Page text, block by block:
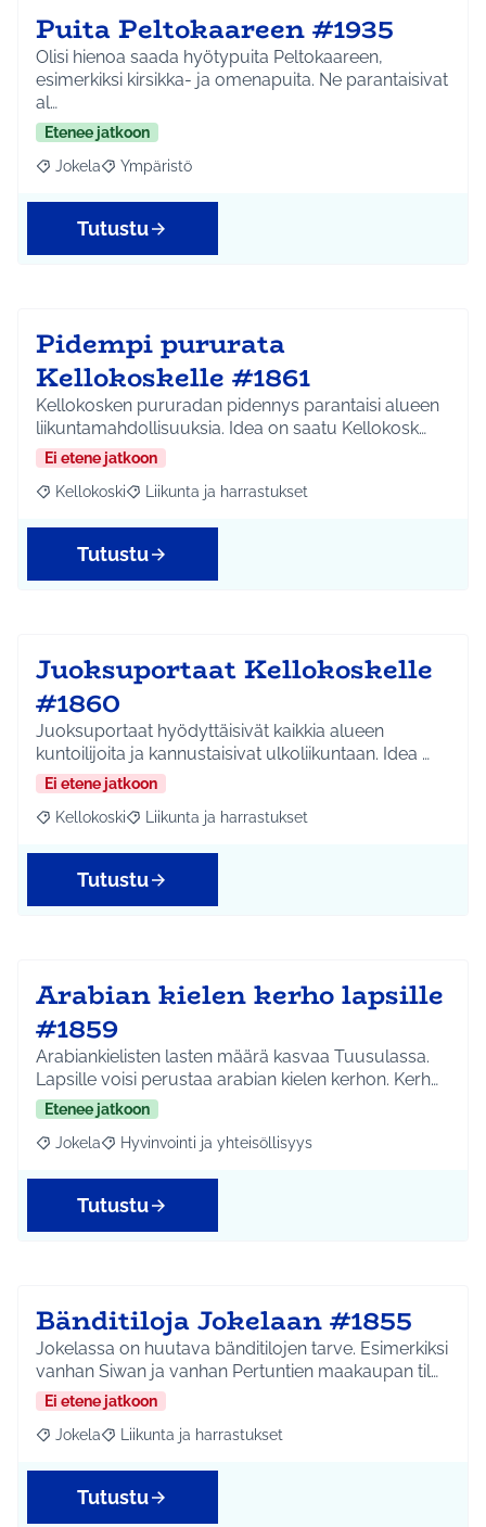
Puita Peltokaareen #1935
Olisi hienoa saada hyötypuita Peltokaareen,
esimerkiksi kirsikka- ja omenapuita. Ne parantaisivat
al…
Etenee jatkoon
Rajaa tulokset aihepiirin mukaan: Jokela
Jokela Rajaa tulokset teeman mukaan: Ympäristö
Ympäristö
Tutustu
Pidempi pururata
Kellokoskelle #1861
Kellokosken pururadan pidennys parantaisi alueen
liikuntamahdollisuuksia. Idea on saatu Kellokosk…
Ei etene jatkoon
Rajaa tulokset aihepiirin mukaan: Kellokoski
Kellokoski Rajaa tulokset teeman mukaan: Liikunta ja
Liikunta ja harrastukset
Tutustu
Juoksuportaat Kellokoskelle
#1860
Juoksuportaat hyödyttäisivät kaikkia alueen
kuntoilijoita ja kannustaisivat ulkoliikuntaan. Idea …
Ei etene jatkoon
Rajaa tulokset aihepiirin mukaan: Kellokoski
Kellokoski Rajaa tulokset teeman mukaan: Liikunta ja
Liikunta ja harrastukset
Tutustu
Arabian kielen kerho lapsille
#1859
Arabiankielisten lasten määrä kasvaa Tuusulassa.
Lapsille voisi perustaa arabian kielen kerhon. Kerh…
Etenee jatkoon
Rajaa tulokset aihepiirin mukaan: Jokela
Jokela Rajaa tulokset teeman mukaan: Hyvinvointi ja
Hyvinvointi ja yhteisöllisyys
Tutustu
Bänditiloja Jokelaan #1855
Jokelassa on huutava bänditilojen tarve. Esimerkiksi
vanhan Siwan ja vanhan Pertuntien maakaupan til…
Ei etene jatkoon
Rajaa tulokset aihepiirin mukaan: Jokela
Jokela Rajaa tulokset teeman mukaan: Liikunta ja
Liikunta ja harrastukset
Tutustu